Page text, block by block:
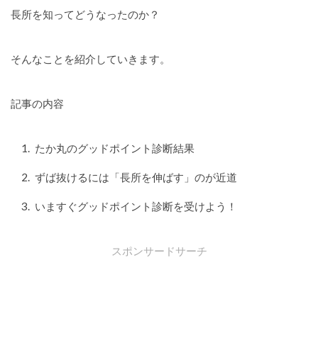
長所を知ってどうなったのか？
そんなことを紹介していきます。
記事の内容
たか丸のグッドポイント診断結果
ずば抜けるには「長所を伸ばす」のが近道
いますぐグッドポイント診断を受けよう！
スポンサードサーチ